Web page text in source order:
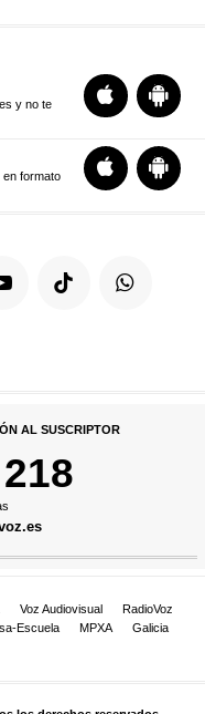
y no te
en formato
AL SUSCRIPTOR
Voz Audiovisual
RadioVoz
Escuela MPXA
Galicia